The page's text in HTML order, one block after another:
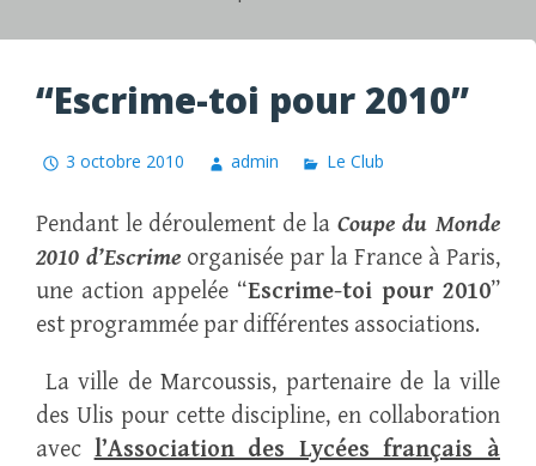
“Escrime-toi pour 2010”
3 octobre 2010 admin Le Club
Pendant le déroulement de la Coupe du Monde
2010 d’Escrime organisée par la France à Paris,
une action appelée “Escrime-toi pour 2010”
est programmée par différentes associations.
La ville de Marcoussis, partenaire de la ville
des Ulis pour cette discipline, en collaboration
avec l’Association des Lycées français à